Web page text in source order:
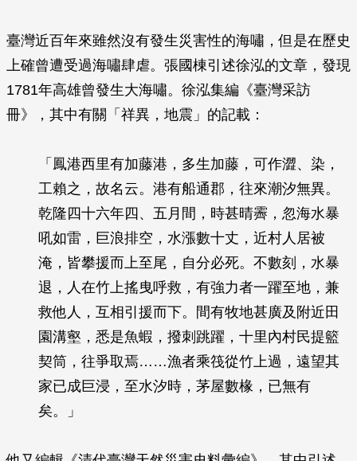
臺灣近百年來雖然沒有發生災害性的海嘯，但是在歷史
上確曾遭受過海嘯肆虐。張國棟引述徐泓的文章，發現
1781年高雄曾發生大海嘯。徐泓集編《臺灣采訪
冊》，其中有關「祥異，地震」的記載：
「鳳港西里有加藤港，多生加藤，可作澀、染，
工賴之，故名云。港有船通郡，往來潮汐無異。
乾隆四十六年四、五月間，時甚晴霽，忽海水暴
吼如雷，巨浪排空，水漲數十丈，近村人居被
淹，皆攀援而上至尾，自分必死。不數刻，水暴
退，人在竹上搖曳呼救，有強力者一躍至地，兼
救他人，互相引援而下。間有牧地甚廣及附近田
園溝壑，悉是魚蝦，撥刺跳躍，十里內村民提籃
契筒，往爭取焉……漁者乘筏從竹上過，遠望其
家已成巨浸，至水汐時，茅屋數椽，已無有
矣。」